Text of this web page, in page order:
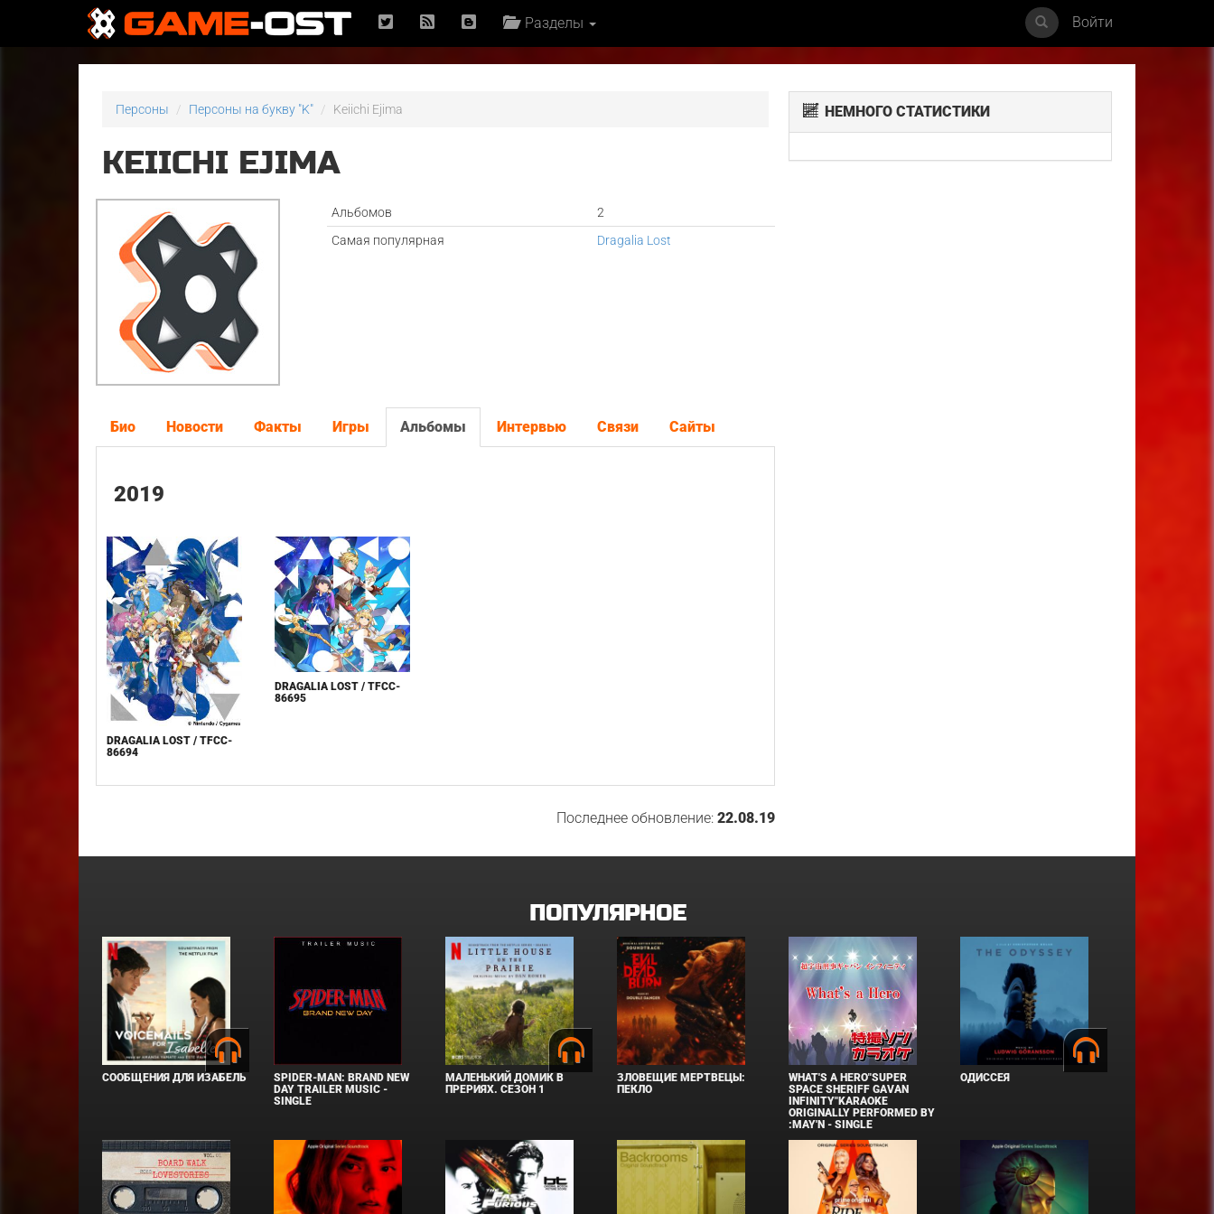
Разделы Войти
Персоны Персоны на букву "K" Keiichi Ejima
KEIICHI EJIMA
Альбомов
2
Самая популярная
Dragalia Lost
Био Новости Факты Игры Альбомы Интервью Связи Сайты
2019
DRAGALIA LOST / TFCC-
86694
DRAGALIA LOST / TFCC-
86695
Последнее обновление: 22.08.19
НЕМНОГО СТАТИСТИКИ
ПОПУЛЯРНОЕ
СООБЩЕНИЯ ДЛЯ ИЗАБЕЛЬ
SPIDER-MAN: BRAND NEW
DAY TRAILER MUSIC -
SINGLE
МАЛЕНЬКИЙ ДОМИК В
ПРЕРИЯХ. СЕЗОН 1
ЗЛОВЕЩИЕ МЕРТВЕЦЫ:
ПЕКЛО
WHAT'S A HERO"SUPER
SPACE SHERIFF GAVAN
INFINITY"KARAOKE
ORIGINALLY PERFORMED BY
:MAY'N - SINGLE
ОДИССЕЯ